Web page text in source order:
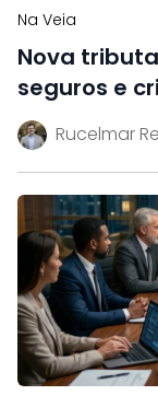
Na Veia
Nova
seguros e
Rucelmar